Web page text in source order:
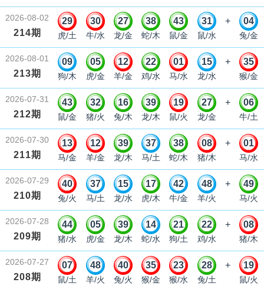
2026-08-02
214期
29
虎/土
30
牛/水
27
龙/金
38
蛇/木
43
鼠/金
31
鼠/水
+ 04
兔/金
2026-08-01
213期
09
狗/木
05
虎/金
12
羊/金
22
鸡/水
01
马/水
15
龙/水
+ 35
猴/金
2026-07-31
212期
43
鼠/金
32
猪/火
16
兔/木
39
龙/木
19
鼠/火
27
龙/金
+ 06
牛/土
2026-07-30
211期
13
马/金
12
羊/金
39
龙/木
37
马/土
38
蛇/木
08
猪/木
+ 01
马/水
2026-07-29
210期
40
兔/火
37
马/土
15
龙/水
17
虎/木
42
牛/金
48
羊/火
+ 49
马/火
2026-07-28
209期
44
猪/水
05
虎/金
39
龙/木
14
蛇/水
21
狗/土
22
鸡/水
+ 08
猪/木
2026-07-27
208期
07
鼠/土
48
羊/火
40
兔/火
35
猴/金
23
猴/水
28
兔/土
+ 19
鼠/火